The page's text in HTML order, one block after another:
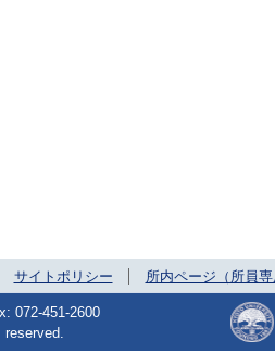
サイトポリシー 所内ページ（所員専
072-451-2600